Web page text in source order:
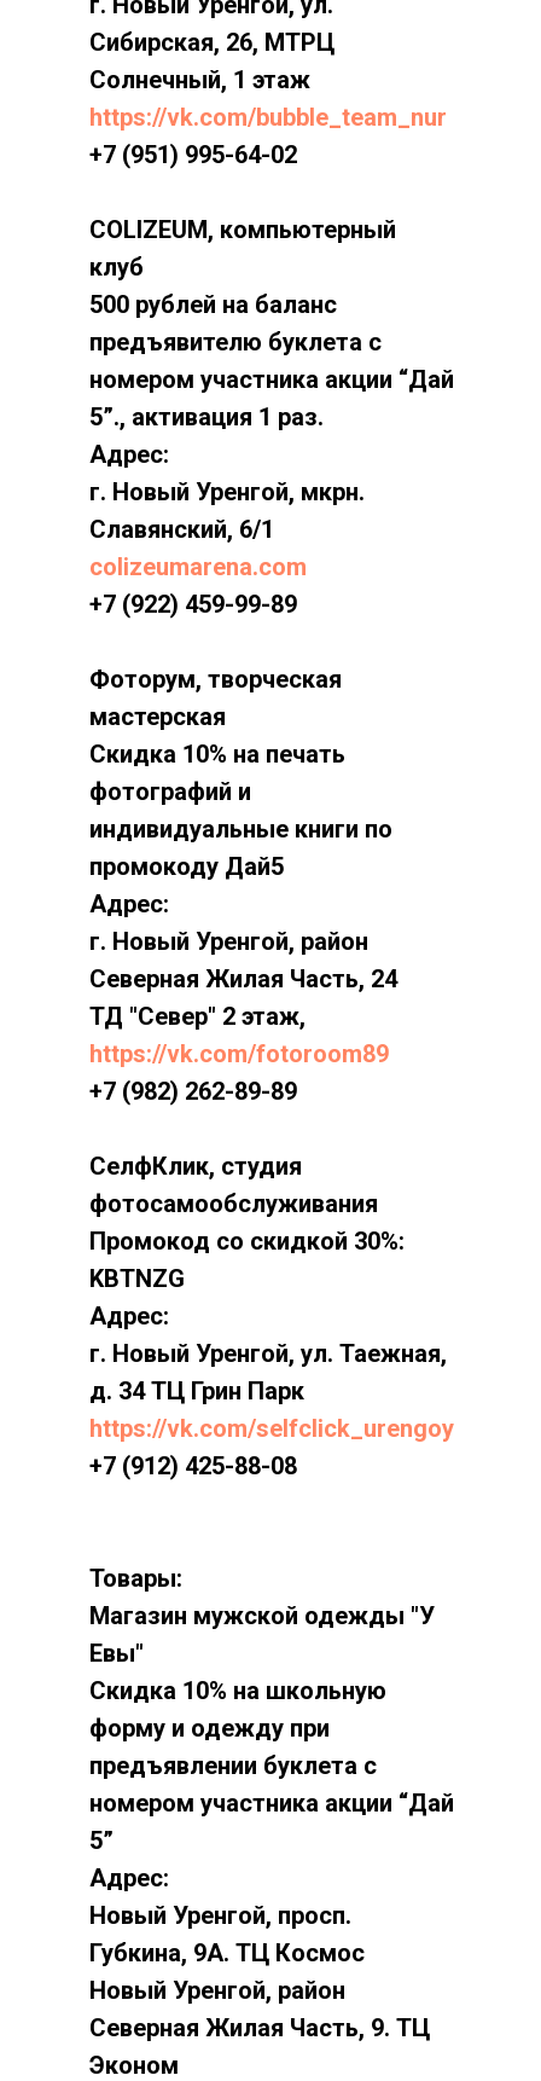
Сибирская, 26, МТРЦ
Солнечный, 1 этаж
https://vk.com/bubble_team_nur
+7 (951) 995-64-02
COLIZEUM, компьютерный
клуб
500 рублей на баланс
предъявителю буклета с
номером участника акции “Дай
5”., активация 1 раз.
Адрес:
г. Новый Уренгой, мкрн.
Славянский, 6/1
colizeumarena.com
+7 (922) 459-99-89
Фоторум, творческая
мастерская
Скидка 10% на печать
фотографий и
индивидуальные книги по
промокоду Дай5
Адрес:
г. Новый Уренгой, район
Северная Жилая Часть, 24
ТД "Север" 2 этаж,
https://vk.com/fotoroom89
+7 (982) 262-89-89
СелфКлик, студия
фотосамообслуживания
Промокод со скидкой 30%:
KBTNZG
Адрес:
г. Новый Уренгой, ул. Таежная,
д. 34 ТЦ Грин Парк
https://vk.com/selfclick_urengoy
+7 (912) 425-88-08
Товары:
Магазин мужской одежды "У
Евы"
Скидка 10% на школьную
форму и одежду при
предъявлении буклета с
номером участника акции “Дай
5”
Адрес:
Новый Уренгой, просп.
Губкина, 9А. ТЦ Космос
Новый Уренгой, район
Северная Жилая Часть, 9. ТЦ
Эконом